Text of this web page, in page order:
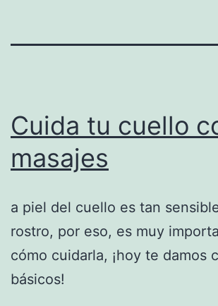
Cuida tu cuello
masajes
a piel del cuello es tan
rostro, por eso, es muy
cómo cuidarla, ¡hoy te damos
básicos!